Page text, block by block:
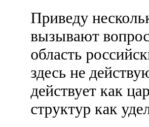
Приведу
вызывают
область
здесь не
действует как
структур как